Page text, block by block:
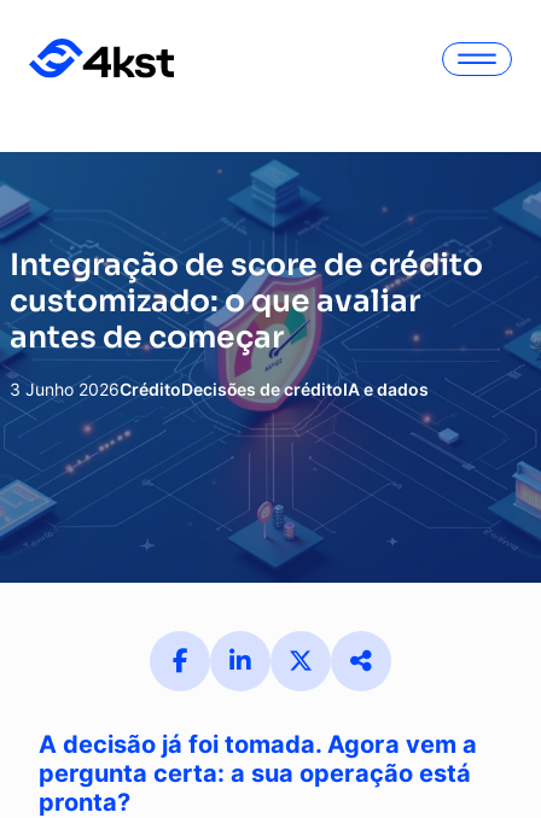
Integração de score de crédito
customizado: o que avaliar
antes de começar
3 Junho 2026CréditoDecisões de créditoIA e dados
A decisão já foi tomada. Agora vem a
pergunta certa: a sua operação está
pronta?